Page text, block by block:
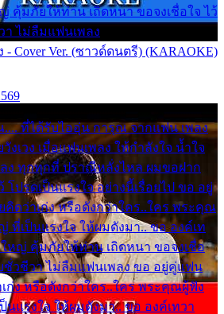
คุ้มภัยให้ท่าน เถิดหนา ขอจงเชื่อใจ ไว้
า ไม่ลืมแฟนเพลง
Cover Ver. (ซาวด์ดนตรี) (KARAOKE)
ที่ได้รับไออุ่น การุณ จากแฟน เพลง
งเวง เมื่อแฟนเพลง ให้กำลังใจ น้ำใจ
ง ทุกทุกที่ ปราณีหลั่งไหล ผมขอฝาก
โปรดเป็นแรงใจ อย่างนี้เรื่อยไป ขอ อยู่
คิดว่าเก่ง หรือดังกว่าใคร..ใคร พระคุณ
ที่เป็นแรงใจ ให้ผมดังมา.. ขอ องค์เท
หญ่ คุ้มภัยให้ท่าน เถิดหนา ขอจงเชื่อ
ชั่วชีวา ไม่ลืมแฟนเพลง ขอ อยู่คู่แฟน
เก่ง หรือดังกว่าใคร..ใคร พระคุณผู้ฟัง
นแรงใจ ให้ผมดังมา.. ขอ องค์เทวา